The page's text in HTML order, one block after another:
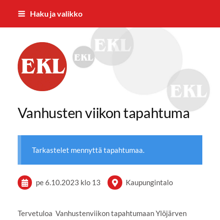
Siirry
Haku ja valikko
Eläkkeensaajien Ylöjärven yhdistys
Vanhusten viikon tapahtuma
Tarkastelet mennyttä tapahtumaa.
pe 6.10.2023 klo 13 Kaupungintalo
Tervetuloa Vanhustenviikon tapahtumaan Ylöjärven